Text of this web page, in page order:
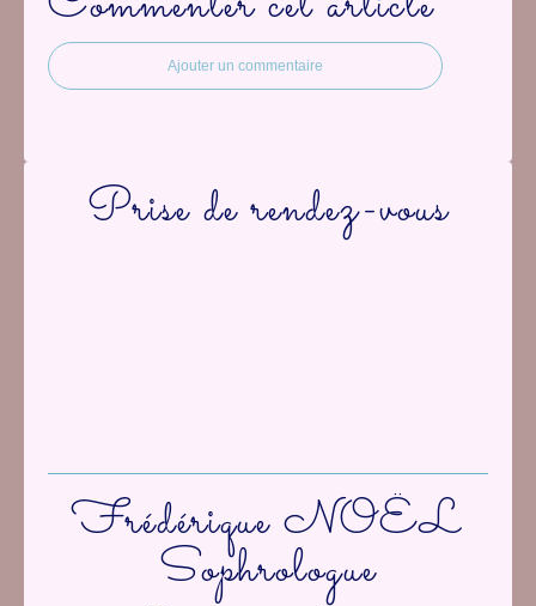
Ajouter un commentaire
Frédérique NOËL
Sophrologue
Prise de rendez-vous